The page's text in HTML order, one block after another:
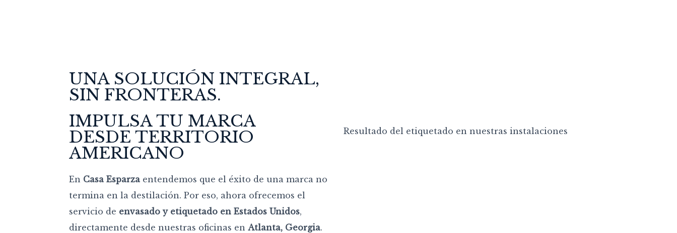
UNA SOLUCIÓN INTEGRAL,
SIN FRONTERAS.
IMPULSA TU MARCA
DESDE TERRITORIO
AMERICANO
En Casa Esparza entendemos que el éxito de una marca no
termina en la destilación. Por eso, ahora ofrecemos el
servicio de envasado y etiquetado en Estados Unidos,
directamente desde nuestras oficinas en Atlanta, Georgia.
Resultado del etiquetado en nuestras instalaciones